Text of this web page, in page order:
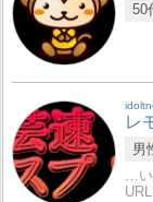
50
レ
男
…い